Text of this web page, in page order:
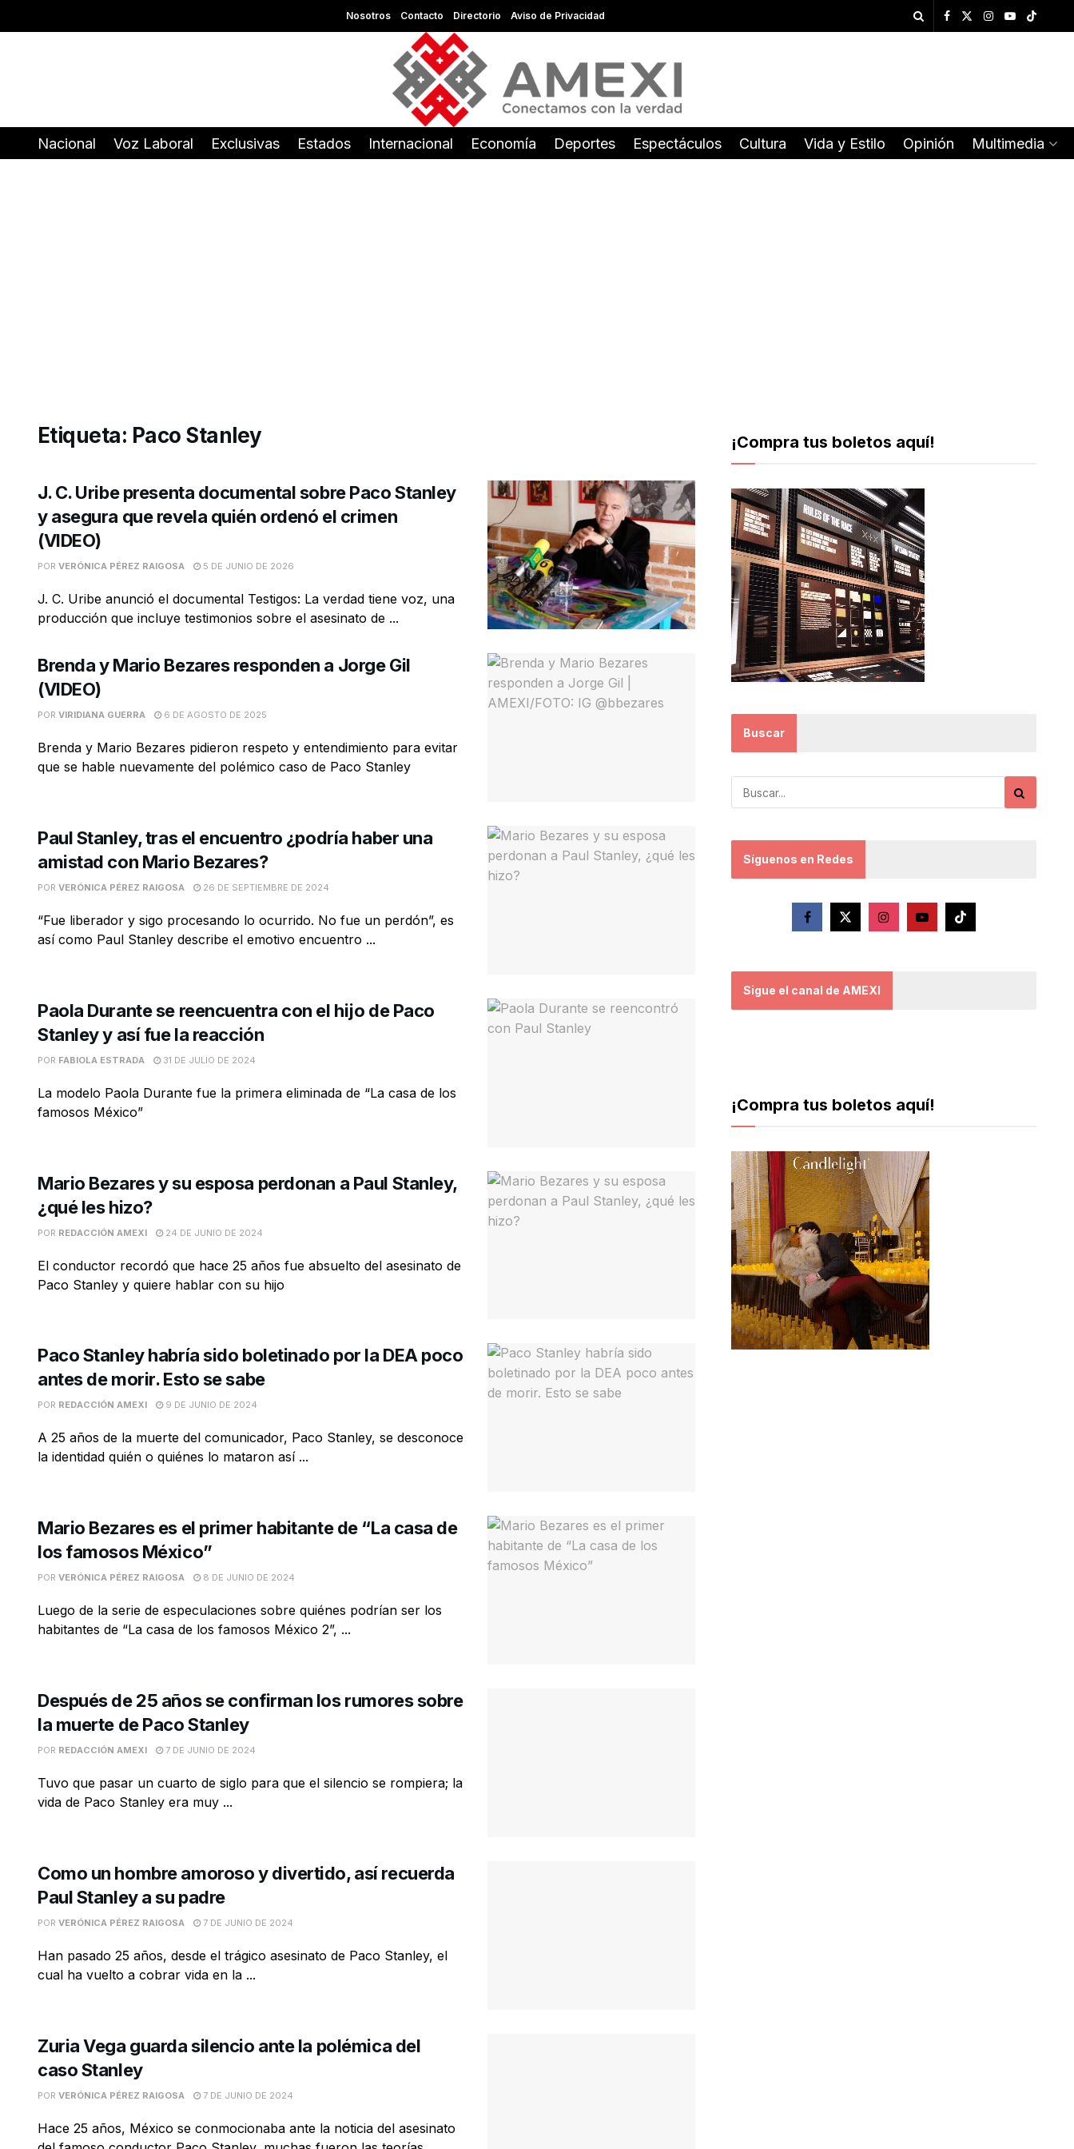
Nosotros Contacto Directorio Aviso de Privacidad
Nacional Voz Laboral Exclusivas Estados Internacional Economía Deportes Espectáculos Cultura Vida y Estilo Opinión Multimedia
Etiqueta: Paco Stanley
J. C. Uribe presenta documental sobre Paco Stanley
y asegura que revela quién ordenó el crimen
(VIDEO)
POR VERÓNICA PÉREZ RAIGOSA 5 DE JUNIO DE 2026
J. C. Uribe anunció el documental Testigos: La verdad tiene voz, una
producción que incluye testimonios sobre el asesinato de ...
Brenda y Mario Bezares responden a Jorge Gil
(VIDEO)
POR VIRIDIANA GUERRA 6 DE AGOSTO DE 2025
Brenda y Mario Bezares pidieron respeto y entendimiento para evitar
que se hable nuevamente del polémico caso de Paco Stanley
Paul Stanley, tras el encuentro ¿podría haber una
amistad con Mario Bezares?
POR VERÓNICA PÉREZ RAIGOSA 26 DE SEPTIEMBRE DE 2024
“Fue liberador y sigo procesando lo ocurrido. No fue un perdón”, es
así como Paul Stanley describe el emotivo encuentro ...
Paola Durante se reencuentra con el hijo de Paco
Stanley y así fue la reacción
POR FABIOLA ESTRADA 31 DE JULIO DE 2024
La modelo Paola Durante fue la primera eliminada de “La casa de los
famosos México”
Mario Bezares y su esposa perdonan a Paul Stanley,
¿qué les hizo?
POR REDACCIÓN AMEXI 24 DE JUNIO DE 2024
El conductor recordó que hace 25 años fue absuelto del asesinato de
Paco Stanley y quiere hablar con su hijo
Paco Stanley habría sido boletinado por la DEA poco
antes de morir. Esto se sabe
POR REDACCIÓN AMEXI 9 DE JUNIO DE 2024
A 25 años de la muerte del comunicador, Paco Stanley, se desconoce
la identidad quién o quiénes lo mataron así ...
Mario Bezares es el primer habitante de “La casa de
los famosos México”
POR VERÓNICA PÉREZ RAIGOSA 8 DE JUNIO DE 2024
Luego de la serie de especulaciones sobre quiénes podrían ser los
habitantes de “La casa de los famosos México 2”, ...
Después de 25 años se confirman los rumores sobre
la muerte de Paco Stanley
POR REDACCIÓN AMEXI 7 DE JUNIO DE 2024
Tuvo que pasar un cuarto de siglo para que el silencio se rompiera; la
vida de Paco Stanley era muy ...
Como un hombre amoroso y divertido, así recuerda
Paul Stanley a su padre
POR VERÓNICA PÉREZ RAIGOSA 7 DE JUNIO DE 2024
Han pasado 25 años, desde el trágico asesinato de Paco Stanley, el
cual ha vuelto a cobrar vida en la ...
Zuria Vega guarda silencio ante la polémica del
caso Stanley
POR VERÓNICA PÉREZ RAIGOSA 7 DE JUNIO DE 2024
Hace 25 años, México se conmocionaba ante la noticia del asesinato
¡Compra tus boletos aquí!
Buscar
Síguenos en Redes
Sigue el canal de AMEXI
¡Compra tus boletos aquí!